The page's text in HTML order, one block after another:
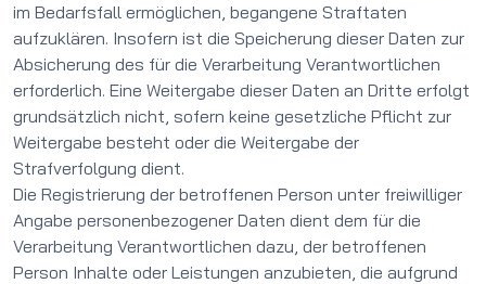
im Bedarfsfall ermöglichen, begangene Straftaten
aufzuklären. Insofern ist die Speicherung dieser Daten zur
Absicherung des für die Verarbeitung Verantwortlichen
erforderlich. Eine Weitergabe dieser Daten an Dritte erfolgt
grundsätzlich nicht, sofern keine gesetzliche Pflicht zur
Weitergabe besteht oder die Weitergabe der
Strafverfolgung dient.
Die Registrierung der betroffenen Person unter freiwilliger
Angabe personenbezogener Daten dient dem für die
Verarbeitung Verantwortlichen dazu, der betroffenen
Person Inhalte oder Leistungen anzubieten, die aufgrund